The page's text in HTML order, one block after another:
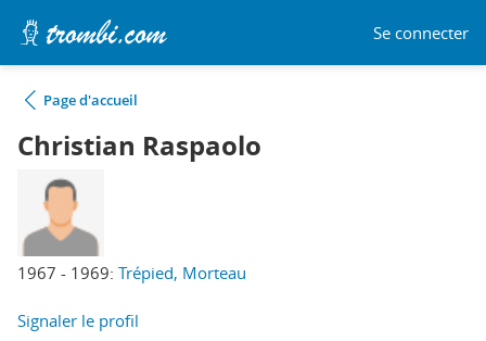
Se connecter
Page d'accueil
Christian Raspaolo
1967 - 1969: Trépied, Morteau
Signaler le profil